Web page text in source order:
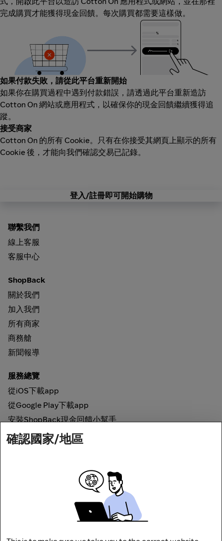
完成購買才能獲得現金回饋。每次購買都需要這樣做。
如果付款失敗，請從此平台重新開始
如果你在購買過程中遇到付款錯誤，請透過此平台重新造訪
Cotton On 網站或應用程式，以確保你的現金回饋繼續獲得追
蹤。
接受商家
Cotton On 的所有 Cookie。只有在你接受其網頁上顯示的所有
Cookie 後，才能向我們確認交易已記錄。
登入/註冊即可開始購物
聯繫我們
線上客服
客服中心
ShopBack
關於我們
加入我們
所有商家
商務艙
新聞報導
服務總覽
從iOS下載app
從Google Play下載app
安裝ShopBack現金回饋小幫手
如何運作
確認國家/地區